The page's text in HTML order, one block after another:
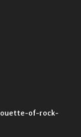
of-rock-